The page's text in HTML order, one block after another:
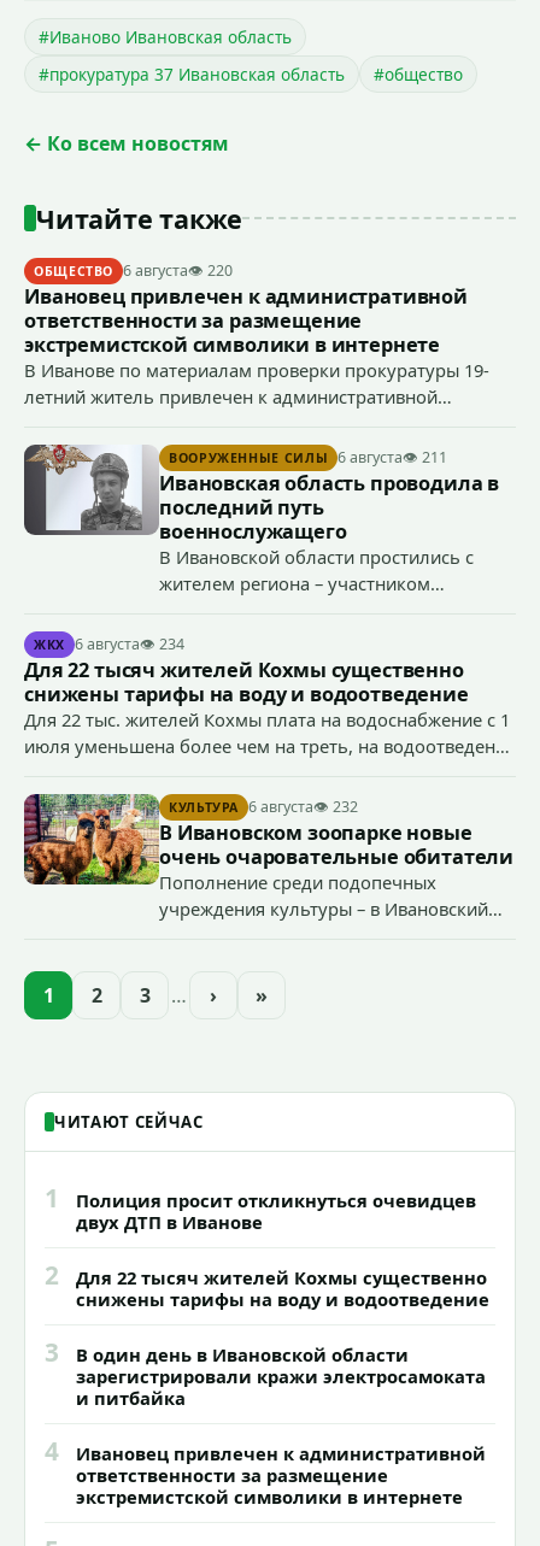
#Иваново Ивановская область
#прокуратура 37 Ивановская область
#общество
← Ко всем новостям
Читайте также
ОБЩЕСТВО 6 августа👁 220
Ивановец привлечен к административной
ответственности за размещение
экстремистской символики в интернете
В Иванове по материалам проверки прокуратуры 19-
летний житель привлечен к административной
демонстрирование символики экстремистской
организации, если эти действия не содержат признаков
уголовно наказуемого деяния) за размещение
экстремистской символики в сети Интернет.
ВООРУЖЕННЫЕ СИЛЫ 6 августа👁 211
Ивановская область проводила в
последний путь
военнослужащего
В Ивановской области простились с
жителем региона – участником
Антоном Тумановым.
ЖКХ 6 августа👁 234
Для 22 тысяч жителей Кохмы существенно
снижены тарифы на воду и водоотведение
Для 22 тыс. жителей Кохмы плата на водоснабжение с 1
июля уменьшена более чем на треть, на водоотведение
началу работы в городе областного предприятия
«Водоканал.
КУЛЬТУРА 6 августа👁 232
В Ивановском зоопарке новые
очень очаровательные обитатели
Пополнение среди подопечных
учреждения культуры – в Ивановский
областей (самцу - 6 месяцев, самочке —
1 2 3 … › »
ЧИТАЮТ СЕЙЧАС
1
Полиция просит откликнуться очевидцев
двух ДТП в Иванове
2
Для 22 тысяч жителей Кохмы существенно
снижены тарифы на воду и водоотведение
3
В один день в Ивановской области
зарегистрировали кражи электросамоката
и питбайка
4
Ивановец привлечен к административной
ответственности за размещение
экстремистской символики в интернете